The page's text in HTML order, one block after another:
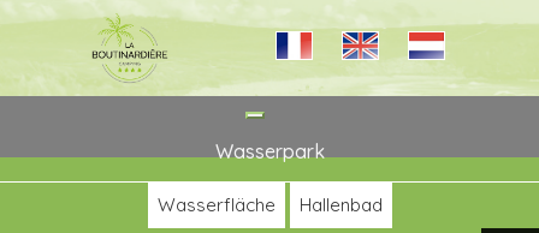
Toggle
navigation
Wasserpark
Wasserfläche Hallenbad